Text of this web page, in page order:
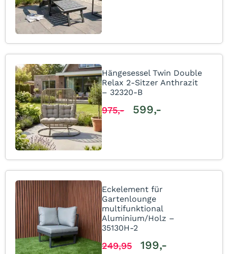
Hängesessel Twin Double
Relax 2-Sitzer Anthrazit
– 32320-B
975,- 599,-
Eckelement für
Gartenlounge
multifunktional
Aluminium/Holz –
35130H-2
249,95 199,-